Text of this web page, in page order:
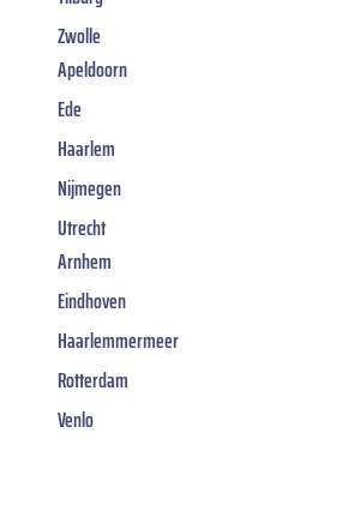
Zwolle
Apeldoorn
Ede
Haarlem
Nijmegen
Utrecht
Arnhem
Eindhoven
Haarlemmermeer
Rotterdam
Venlo